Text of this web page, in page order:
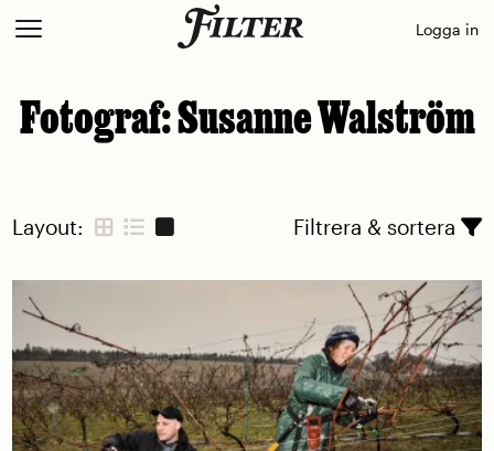
Skip
Logga in
Fotograf:Susanne Walström
Layout: Filtrera & sortera